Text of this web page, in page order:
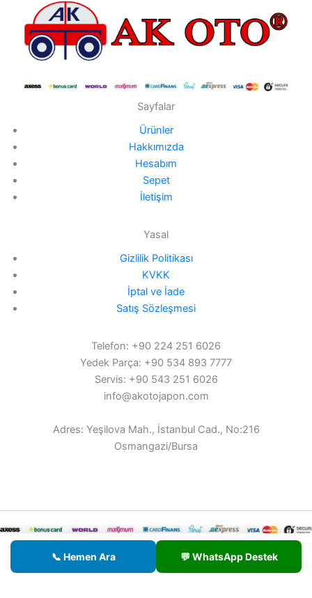
📞 Hemen Ara 💬 WhatsApp Destek
Sayfalar
Ürünler
Hakkımızda
Hesabım
Sepet
İletişim
Yasal
Gizlilik Politikası
KVKK
İptal ve İade
Satış Sözleşmesi
Telefon: +90 224 251 6026
Yedek Parça: +90 534 893 7777
Servis: +90 543 251 6026
info@akotojapon.com
Adres: Yeşilova Mah., İstanbul Cad., No:216
Osmangazi/Bursa
© 2026 AKOTO - Tüm hakları saklıdır.